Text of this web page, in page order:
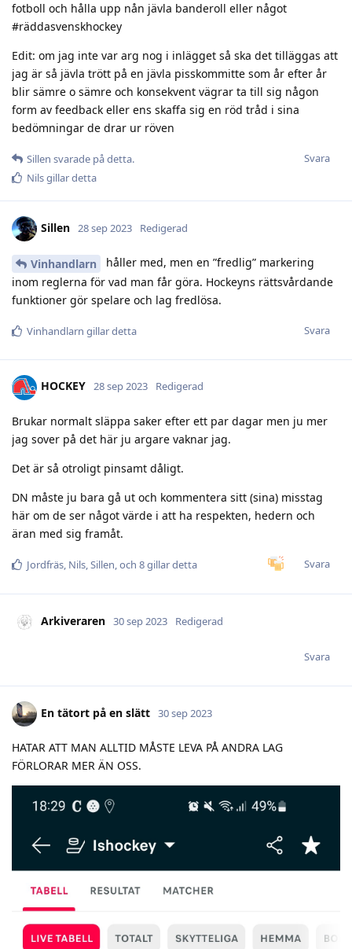
fotboll och hålla upp nån jävla banderoll eller något
#räddasvenskhockey
Edit: om jag inte var arg nog i inlägget så ska det tilläggas att
jag är så jävla trött på en jävla pisskommitte som år efter år
blir sämre o sämre och konsekvent vägrar ta till sig någon
form av feedback eller ens skaffa sig en röd tråd i sina
bedömningar de drar ur röven
Svara
Sillen svarade på detta.
Nilsgillar detta
Sillen 28 sep 2023 Redigerad
Vinhandlarn
håller med, men en ”fredlig” markering
inom reglerna för vad man får göra. Hockeyns rättsvårdande
funktioner gör spelare och lag fredlösa.
Svara
Vinhandlarn gillar detta
HOCKEY 28 sep 2023 Redigerad
Brukar normalt släppa saker efter ett par dagar men ju mer
jag sover på det här ju argare vaknar jag.
Det är så otroligt pinsamt dåligt.
DN måste ju bara gå ut och kommentera sitt (sina) misstag
här om de ser något värde i att ha respekten, hedern och
äran med sig framåt.
Svara
Jordfräs Nils Sillen , och 8gillar detta
Arkiveraren 30 sep 2023 Redigerad
Svara
En tätort på en slätt 30 sep 2023
HATAR ATT MAN ALLTID MÅSTE LEVA PÅ ANDRA LAG
FÖRLORAR MER ÄN OSS.